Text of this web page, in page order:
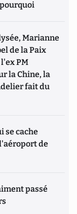
Marianne
de la Paix
PM
la Chine, la
fait du
se cache
de
passé